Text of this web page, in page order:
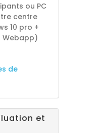
ou PC
centre
10 pro +
Webapp)
de
et